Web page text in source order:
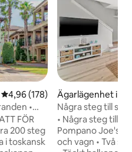
4,96 av 5 i genomsnittligt
4,96 (178)
•
FÖR
200 steg
i toskansk
Ägarlägenhet i
ch
Några steg till
två sviter med
• Några steg till
Pompano Joe's • Strandstolar, paraplyer
och vagn • Två